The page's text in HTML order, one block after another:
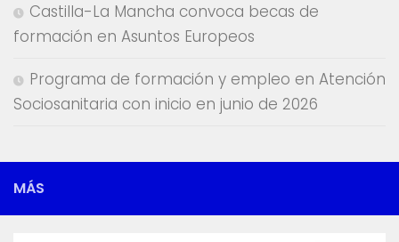
Castilla-La Mancha convoca becas de
formación en Asuntos Europeos
Programa de formación y empleo en Atención
Sociosanitaria con inicio en junio de 2026
MÁS